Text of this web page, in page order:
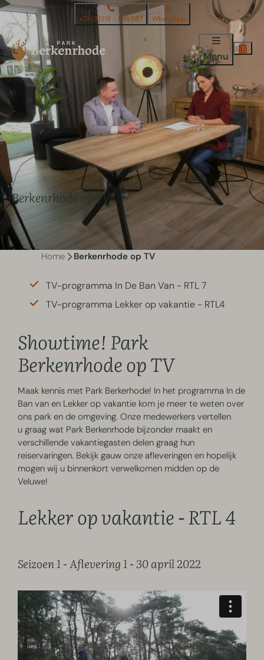
+31 (0)318 - 591 587 WhatsApp
Menu
Berkenrhode op TV
Home Berkenrhode op TV
TV-programma In De Ban Van - RTL 7
TV-programma Lekker op vakantie - RTL4
Showtime! Park
Berkenrhode op TV
Maak kennis met Park Berkerhode! In het programma In de
Ban van en Lekker op vakantie kom je meer te weten over
ons park en de omgeving. Onze medewerkers vertellen
u graag wat Park Berkenrhode bijzonder maakt en
verschillende vakantiegasten delen graag hun
reiservaringen. Bekijk gauw onze afleveringen en hopelijk
mogen wij u binnenkort verwelkomen midden op de
Veluwe!
Lekker op vakantie - RTL 4
Seizoen 1 - Aflevering 1 - 30 april 2022